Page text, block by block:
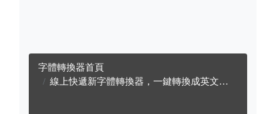
字體轉換器首頁
線上快遞新字體轉換器，一鍵轉換成英文快遞新字體